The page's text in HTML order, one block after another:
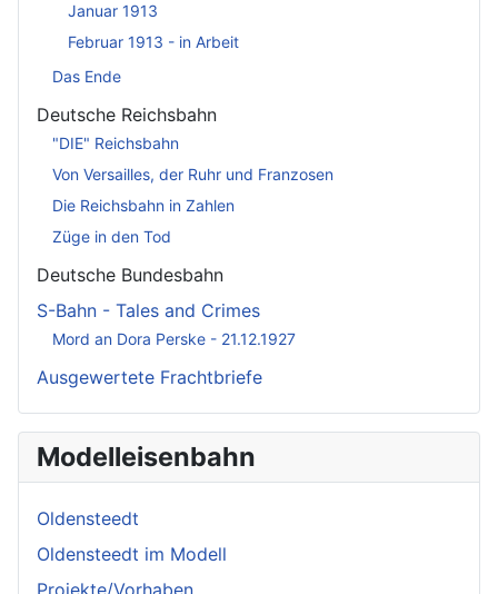
Januar 1913
Februar 1913 - in Arbeit
Das Ende
Deutsche Reichsbahn
"DIE" Reichsbahn
Von Versailles, der Ruhr und Franzosen
Die Reichsbahn in Zahlen
Züge in den Tod
Deutsche Bundesbahn
S-Bahn - Tales and Crimes
Mord an Dora Perske - 21.12.1927
Ausgewertete Frachtbriefe
Modelleisenbahn
Oldensteedt
Oldensteedt im Modell
Projekte/Vorhaben